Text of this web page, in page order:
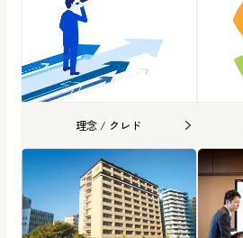
理念 / クレド